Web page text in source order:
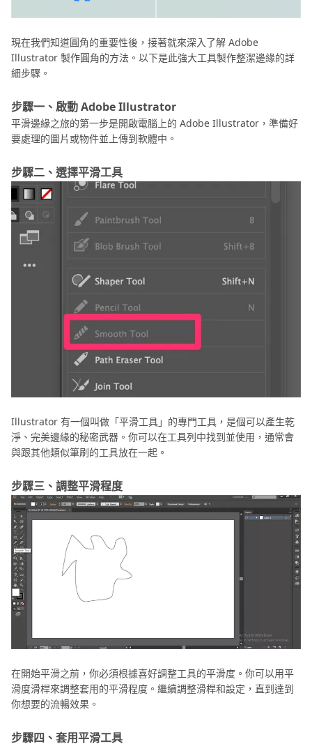
現在我們知道圓角的重要性後，接著就來深入了解 Adobe
Illustrator 製作圓角的方法。以下是此強大工具製作整潔邊緣的詳
細步驟。
步驟一、啟動 Adobe Illustrator
平滑邊緣之旅的第一步是開啟電腦上的 Adobe Illustrator，準備好
要處理的圖片或物件並上傳到軟體中。
步驟二、選擇平滑工具
Illustrator 有一個叫做「平滑工具」的專門工具，是個可以產生乾
淨、完美邊緣的秘密武器。你可以在工具列中找到並使用，通常會
與跟其他類似筆刷的工具放在一起。
步驟三、調整平滑程度
在開始平滑之前，你必須根據喜好調整工具的平滑度。你可以用平
滑度滑桿來調整套用的平滑程度。繼續調整滑桿和設定，直到達到
你想要的流暢效果。
步驟四、套用平滑工具